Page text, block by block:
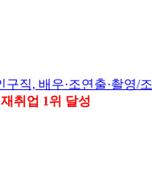
재취업 1위 달성